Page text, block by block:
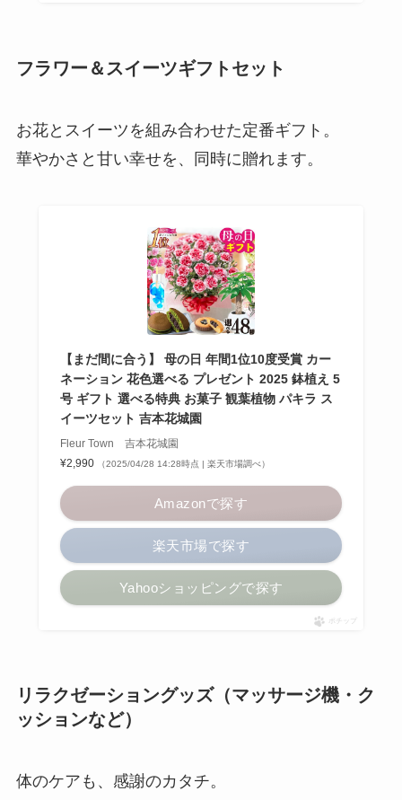
フラワー＆スイーツギフトセット
お花とスイーツを組み合わせた定番ギフト。
華やかさと甘い幸せを、同時に贈れます。
【まだ間に合う】 母の日 年間1位10度受賞 カー
ネーション 花色選べる プレゼント 2025 鉢植え 5
号 ギフト 選べる特典 お菓子 観葉植物 パキラ ス
イーツセット 吉本花城園
Fleur Town 吉本花城園
¥2,990
（2025/04/28 14:28時点 | 楽天市場調べ）
Amazonで探す
楽天市場で探す
Yahooショッピングで探す
ポチップ
リラクゼーショングッズ（マッサージ機・ク
ッションなど）
体のケアも、感謝のカタチ。